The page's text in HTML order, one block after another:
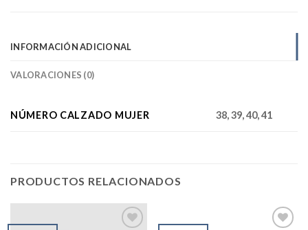
INFORMACIÓN ADICIONAL
VALORACIONES (0)
NÚMERO CALZADO MUJER 38, 39, 40, 41
PRODUCTOS RELACIONADOS